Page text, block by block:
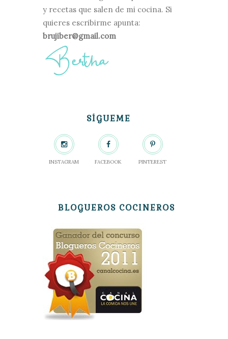
y recetas que salen de mi cocina. Si
quieres escribirme apunta:
brujiber@gmail.com
SÍGUEME
INSTAGRAM FACEBOOK PINTEREST
BLOGUEROS COCINEROS